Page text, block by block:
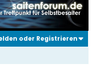
oder Registrieren